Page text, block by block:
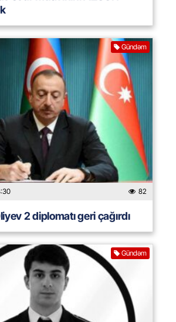
Gündəm
82
2 diplomatı geri çağırdı
Gündəm